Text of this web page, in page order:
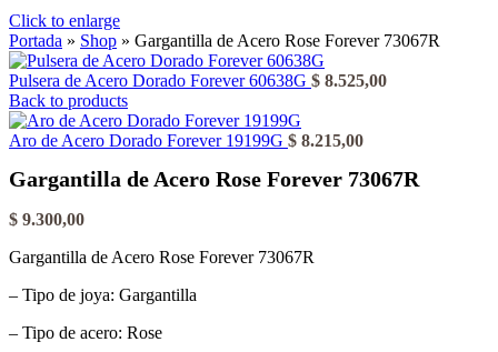
Click to enlarge
Portada » Shop » Gargantilla de Acero Rose Forever 73067R
Pulsera de Acero Dorado Forever 60638G $ 8.525,00
Back to products
Aro de Acero Dorado Forever 19199G $ 8.215,00
Gargantilla de Acero Rose Forever 73067R
$ 9.300,00
Gargantilla de Acero Rose Forever 73067R
– Tipo de joya: Gargantilla
– Tipo de acero: Rose